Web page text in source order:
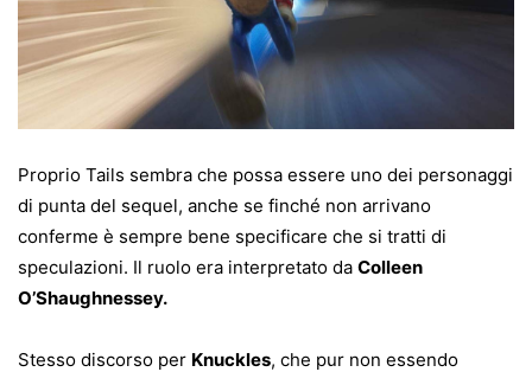
Proprio Tails sembra che possa essere uno dei personaggi
di punta del sequel, anche se finché non arrivano
conferme è sempre bene specificare che si tratti di
speculazioni. Il ruolo era interpretato da Colleen
O’Shaughnessey.
Stesso discorso per Knuckles, che pur non essendo